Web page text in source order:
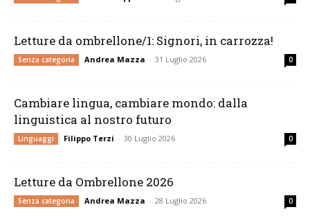
Letture da ombrellone/1: Signori, in carrozza!
Senza categoria Andrea Mazza - 31 Luglio 2026 0
Cambiare lingua, cambiare mondo: dalla
linguistica al nostro futuro
Linguaggi Filippo Terzi - 30 Luglio 2026 0
Letture da Ombrellone 2026
Senza categoria Andrea Mazza - 28 Luglio 2026 0